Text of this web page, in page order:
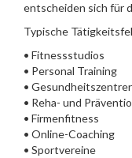
entscheiden sich für
Typische
• Fitnessstudios
• Personal Training
•
• Reha- und
• Firmenfitness
• Online-Coaching
• Sportvereine